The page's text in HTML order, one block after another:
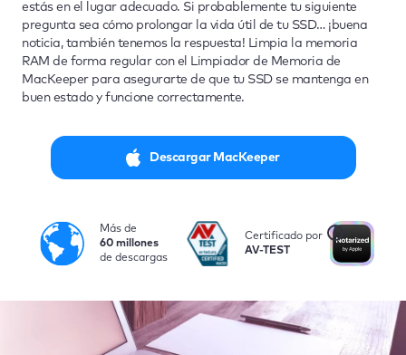
estás en el lugar adecuado. Si probablemente tu siguiente
pregunta sea cómo prolongar la vida útil de tu SSD… ¡buena
noticia, también tenemos la respuesta! Limpia la memoria
RAM de forma regular con el Limpiador de Memoria de
MacKeeper para asegurarte de que tu SSD se mantenga en
buen estado y funcione correctamente.
Descargar MacKeeper
Más de
60 millones
de descargas
i
Certificado por
AV-TEST